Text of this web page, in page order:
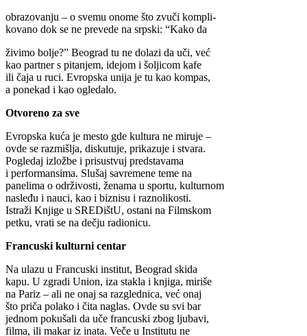
obrazovanju – o svemu onome što zvuči kompli-
kovano dok se ne prevede na srpski: “Kako da
živimo bolje?” Beograd tu ne dolazi da uči, već
kao partner s pitanjem, idejom i šoljicom kafe
ili čaja u ruci. Evropska unija je tu kao kompas,
a ponekad i kao ogledalo.
Otvoreno za sve
Evropska kuća je mesto gde kultura ne miruje –
ovde se razmišlja, diskutuje, prikazuje i stvara.
Pogledaj izložbe i prisustvuj predstavama
i performansima. Slušaj savremene teme na
panelima o održivosti, ženama u sportu, kulturnom
nasleđu i nauci, kao i biznisu i raznolikosti.
Istraži Knjige u SREDištU, ostani na Filmskom
petku, vrati se na dečju radionicu.
Francuski kulturni centar
Na ulazu u Francuski institut, Beograd skida
kapu. U zgradi Union, iza stakla i knjiga, miriše
na Pariz – ali ne onaj sa razglednica, već onaj
što priča polako i čita naglas. Ovde su svi bar
jednom pokušali da uče francuski zbog ljubavi,
filma, ili makar iz inata. Veče u Institutu ne